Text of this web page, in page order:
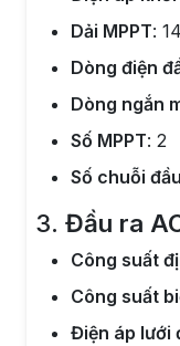
Dải MPPT:
Dòng điện
Dòng ngắn
Số MPPT: 2
Số chuỗi
3. Đầu ra
Công suất
Công suất
Điện áp lưới